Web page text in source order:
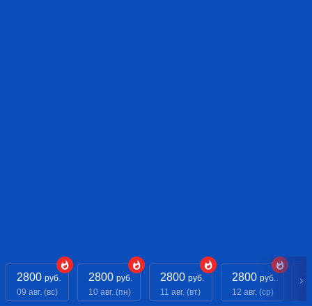
2800 руб.
09 авг. (вс)
2800 руб.
10 авг. (пн)
2800 руб.
11 авг. (вт)
2800 руб.
12 авг. (ср)